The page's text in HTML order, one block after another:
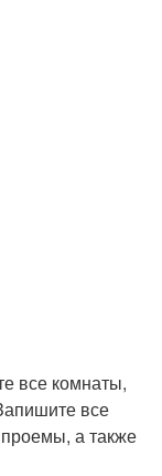
все комнаты,
все
а также